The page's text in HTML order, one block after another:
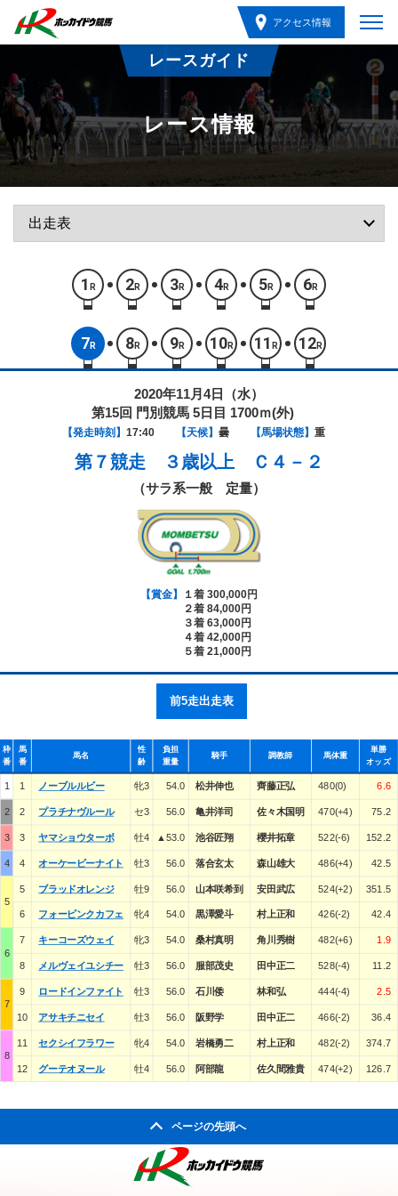
アクセス情報
レースガイド
レース情報
1 R 2R 3R 4R 5R 6R
7 R 8R 9R 10R 11 R 12R
2020年11月4日（水）
第15回 門別競馬 5日目 1700ｍ(外)
【発走時刻】 17:40 【天候】 曇 【馬場状態】 重
第７競走 ３歳以上 Ｃ４－２
（サラ系一般 定量）
【賞金】
１着 300,000円
２着 84,000円
３着 63,000円
４着 42,000円
５着 21,000円
前5走出走表
枠
番
馬
番
馬名
性
齢
負担
重量
騎手 調教師 馬体重
単勝
オッズ
1 1 ノーブルルビー 牝3 54.0 松井伸也 齊藤正弘 480(0) 6.6
2 2 プラチナヴルール セ3 56.0 亀井洋司 佐々木国明 470(+4) 75.2
3 3 ヤマショウターボ 牡4 ▲53.0 池谷匠翔 櫻井拓章 522(-6) 152.2
4 4 オーケービーナイト 牡3 56.0 落合玄太 森山雄大 486(+4) 42.5
5
5 ブラッドオレンジ 牡9 56.0 山本咲希到 安田武広 524(+2) 351.5
6 フォーピンクカフェ 牝4 54.0 黒澤愛斗 村上正和 426(-2) 42.4
6
7 キーコーズウェイ 牝3 54.0 桑村真明 角川秀樹 482(+6) 1.9
8 メルヴェイユシチー 牡3 56.0 服部茂史 田中正二 528(-4) 11.2
7
9 ロードインファイト 牡3 56.0 石川倭 林和弘 444(-4) 2.5
10 アサキチニセイ 牡3 56.0 阪野学 田中正二 466(-2) 36.4
8
11 セクシイフラワー 牝4 54.0 岩橋勇二 村上正和 482(-2) 374.7
12 グーテオヌール 牡4 56.0 阿部龍 佐久間雅貴 474(+2) 126.7
ページの先頭へ